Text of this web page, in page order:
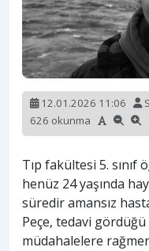
12.01.2026 11:06
626 okunma
Tıp fakültesi 5. sınıf
henüz 24 yaşında
süredir amansız
Peçe, tedavi
müdahalelere